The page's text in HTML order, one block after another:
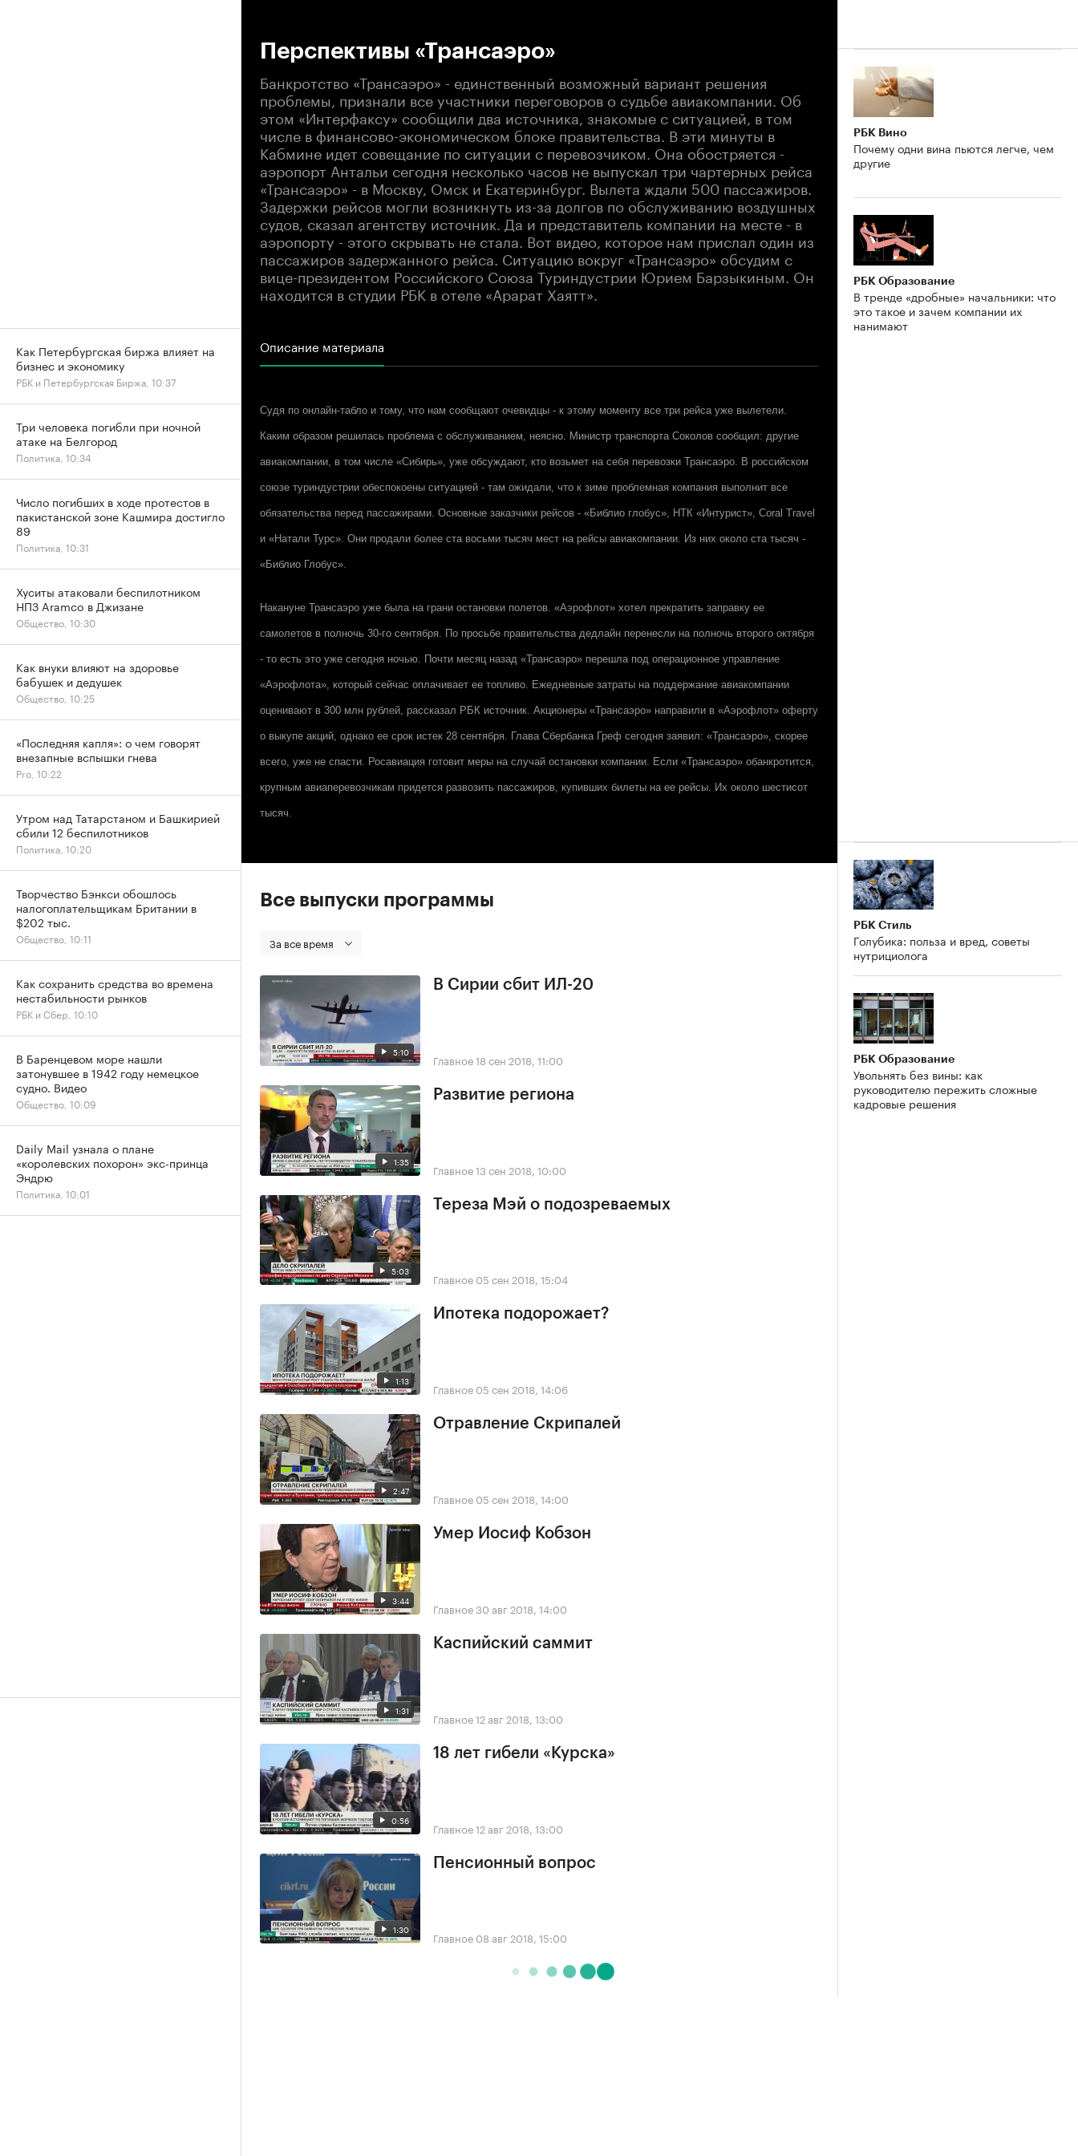
Перспективы «Трансаэро»
Банкротство «Трансаэро» - единственный возможный вариант решения
проблемы, признали все участники переговоров о судьбе авиакомпании. Об
этом «Интерфаксу» сообщили два источника, знакомые с ситуацией, в том
числе в финансово-экономическом блоке правительства. В эти минуты в
Кабмине идет совещание по ситуации с перевозчиком. Она обостряется -
аэропорт Антальи сегодня несколько часов не выпускал три чартерных рейса
«Трансаэро» - в Москву, Омск и Екатеринбург. Вылета ждали 500 пассажиров.
Задержки рейсов могли возникнуть из-за долгов по обслуживанию воздушных
судов, сказал агентству источник. Да и представитель компании на месте - в
аэропорту - этого скрывать не стала. Вот видео, которое нам прислал один из
пассажиров задержанного рейса. Ситуацию вокруг «Трансаэро» обсудим с
вице-президентом Российского Союза Туриндустрии Юрием Барзыкиным. Он
находится в студии РБК в отеле «Арарат Хаятт».
Описание материала
Судя по онлайн-табло и тому, что нам сообщают очевидцы - к этому моменту все три рейса уже вылетели.
Каким образом решилась проблема с обслуживанием, неясно. Министр транспорта Соколов сообщил: другие
авиакомпании, в том числе «Сибирь», уже обсуждают, кто возьмет на себя перевозки Трансаэро. В российском
союзе туриндустрии обеспокоены ситуацией - там ожидали, что к зиме проблемная компания выполнит все
обязательства перед пассажирами. Основные заказчики рейсов - «Библио глобус», НТК «Интурист», Coral Travel
и «Натали Турс». Они продали более ста восьми тысяч мест на рейсы авиакомпании. Из них около ста тысяч -
«Библио Глобус».
Накануне Трансаэро уже была на грани остановки полетов. «Аэрофлот» хотел прекратить заправку ее
самолетов в полночь 30-го сентября. По просьбе правительства дедлайн перенесли на полночь второго октября
- то есть это уже сегодня ночью. Почти месяц назад «Трансаэро» перешла под операционное управление
«Аэрофлота», который сейчас оплачивает ее топливо. Ежедневные затраты на поддержание авиакомпании
оценивают в 300 млн рублей, рассказал РБК источник. Акционеры «Трансаэро» направили в «Аэрофлот» оферту
о выкупе акций, однако ее срок истек 28 сентября. Глава Сбербанка Греф сегодня заявил: «Трансаэро», скорее
всего, уже не спасти. Росавиация готовит меры на случай остановки компании. Если «Трансаэро» обанкротится,
крупным авиаперевозчикам придется развозить пассажиров, купивших билеты на ее рейсы. Их около шестисот
тысяч.
Все выпуски программы
За все время
5:10
В Сирии сбит ИЛ-20
Главное18 сен 2018, 11:00
1:35
Развитие региона
Главное13 сен 2018, 10:00
5:03
Тереза Мэй о подозреваемых
Главное 05 сен 2018, 15:04
1:13
Ипотека подорожает?
Главное 05 сен 2018, 14:06
2:47
Отравление Скрипалей
Главное 05 сен 2018, 14:00
3:44
Умер Иосиф Кобзон
Главное30 авг 2018, 14:00
1:31
Каспийский саммит
Главное12 авг 2018, 13:00
0:56
18 лет гибели «Курска»
Главное12 авг 2018, 13:00
1:30
Пенсионный вопрос
Главное 08 авг 2018, 15:00
РБК Вино
Почему одни вина пьются легче, чем
другие
РБК Образование
В тренде «дробные» начальники: что
это такое и зачем компании их
нанимают
РБК Стиль
Голубика: польза и вред, советы
нутрициолога
РБК Образование
Увольнять без вины: как
руководителю пережить сложные
кадровые решения
Как Петербургская биржа влияет на
бизнес и экономику
РБК и Петербургская Биржа, 10:37
Три человека погибли при ночной
атаке на Белгород
Политика, 10:34
Число погибших в ходе протестов в
пакистанской зоне Кашмира достигло
89
Политика, 10:31
Хуситы атаковали беспилотником
НПЗ Aramco в Джизане
Общество, 10:30
Как внуки влияют на здоровье
бабушек и дедушек
Общество, 10:25
«Последняя капля»: о чем говорят
внезапные вспышки гнева
Pro, 10:22
Утром над Татарстаном и Башкирией
сбили 12 беспилотников
Политика, 10:20
Творчество Бэнкси обошлось
налогоплательщикам Британии в
$202 тыс.
Общество, 10:11
Как сохранить средства во времена
нестабильности рынков
РБК и Сбер, 10:10
В Баренцевом море нашли
затонувшее в 1942 году немецкое
судно. Видео
Общество, 10:09
Daily Mail узнала о плане
«королевских похорон» экс-принца
Эндрю
Политика, 10:01